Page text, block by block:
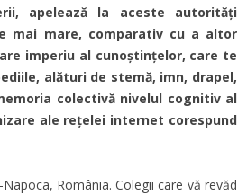
apelează la aceste autorități
mai mare, comparativ cu a altor
imperiu al cunoștințelor, care te
alături de stemă, imn, drapel,
colectivă nivelul cognitiv al
ale rețelei internet corespund
România. Colegii care vă revăd